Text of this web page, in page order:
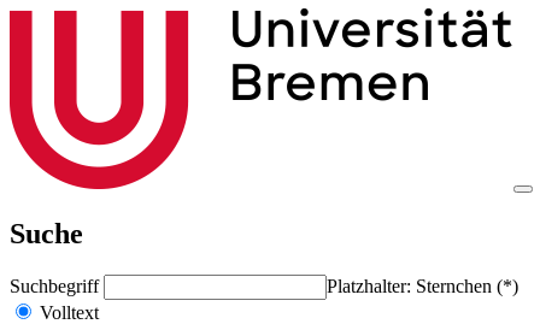
Suche
Suchbegriff
Platzhalter: Sternchen (*)
Volltext